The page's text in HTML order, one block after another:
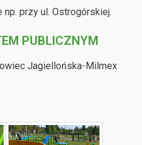
przy ul. Ostrogórskiej.
PUBLICZNYM
Jagiellońska-Milmex